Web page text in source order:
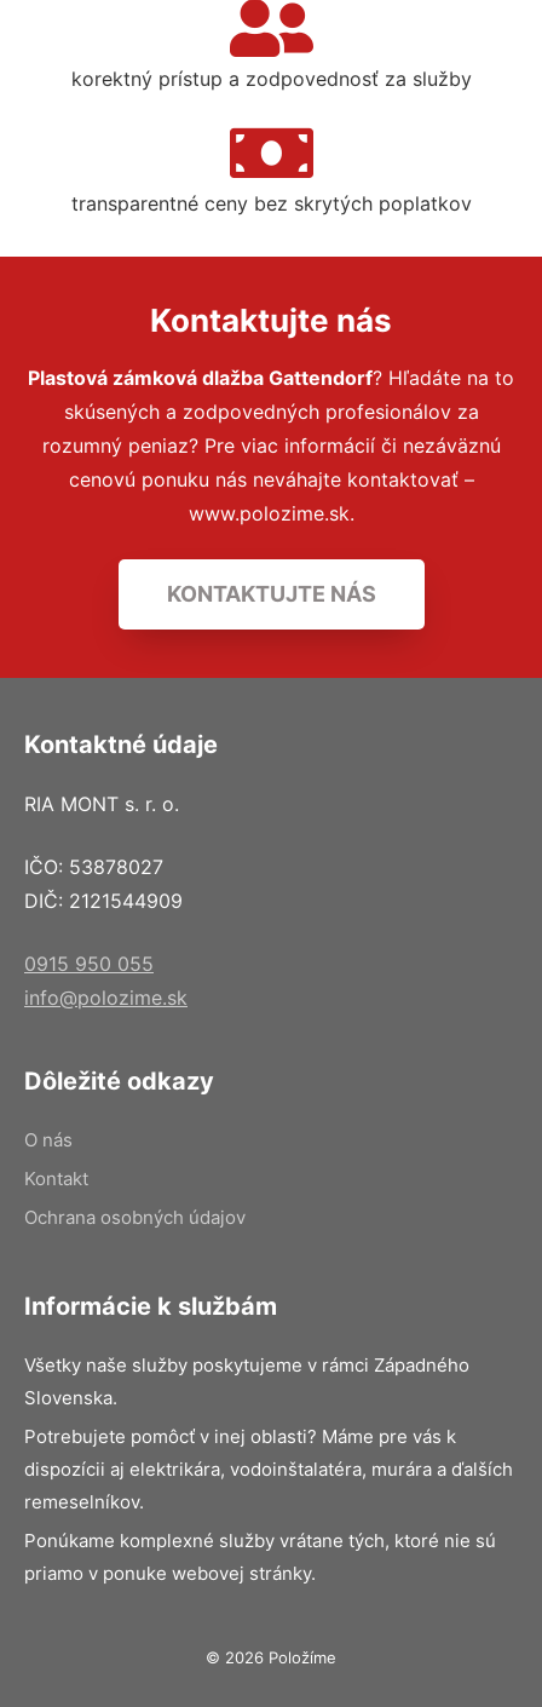
korektný prístup a zodpovednosť za služby
transparentné ceny bez skrytých poplatkov
Kontaktujte nás
Plastová zámková dlažba Gattendorf? Hľadáte na to
skúsených a zodpovedných profesionálov za
rozumný peniaz? Pre viac informácií či nezáväznú
cenovú ponuku nás neváhajte kontaktovať –
www.polozime.sk.
KONTAKTUJTE NÁS
Kontaktné údaje
RIA MONT s. r. o.
IČO: 53878027
DIČ: 2121544909
0915 950 055
info@polozime.sk
Dôležité odkazy
O nás
Kontakt
Ochrana osobných údajov
Informácie k službám
Všetky naše služby poskytujeme v rámci Západného
Slovenska.
Potrebujete pomôcť v inej oblasti? Máme pre vás k
dispozícii aj elektrikára, vodoinštalatéra, murára a ďalších
remeselníkov.
Ponúkame komplexné služby vrátane tých, ktoré nie sú
priamo v ponuke webovej stránky.
© 2026 Položíme